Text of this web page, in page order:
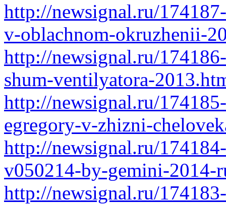
http://newsignal.ru/
v-oblachnom-okruzhenii-
http://newsignal.ru/
shum-ventilyatora-
http://newsignal.ru/
egregory-v-zhizni-
http://newsignal.ru/
v050214-by-gemini-2014-
http://newsignal.ru/